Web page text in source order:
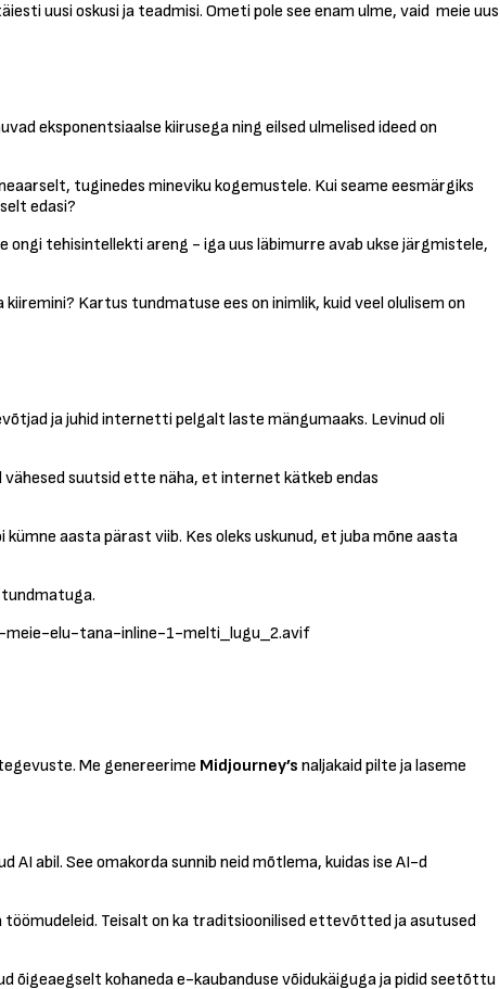
uusi oskusi ja teadmisi. Ometi pole see enam ulme, vaid meie uus
eksponentsiaalse kiirusega ning eilsed ulmelised ideed on
tuginedes mineviku kogemustele. Kui seame eesmärgiks
edasi?
ongi tehisintellekti areng - iga uus läbimurre avab ukse järgmistele,
Kartus tundmatuse ees on inimlik, kuid veel olulisem on
ja juhid internetti pelgalt laste mängumaaks. Levinud oli
suutsid ette näha, et internet kätkeb endas
aasta pärast viib. Kes oleks uskunud, et juba mõne aasta
tundmatuga.
meie-elu-tana-inline-1-melti_lugu_2.avif
Me genereerime Midjourney’s naljakaid pilte ja laseme
abil. See omakorda sunnib neid mõtlema, kuidas ise AI-d
Teisalt on ka traditsioonilised ettevõtted ja asutused
õigeaegselt kohaneda e-kaubanduse võidukäiguga ja pidid seetõttu